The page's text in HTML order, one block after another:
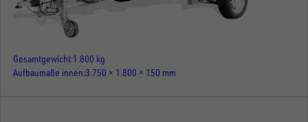
Gesamtgewicht 1.800 kg
Aufbaumaße innen 3.750 × 1.800 × 150 mm